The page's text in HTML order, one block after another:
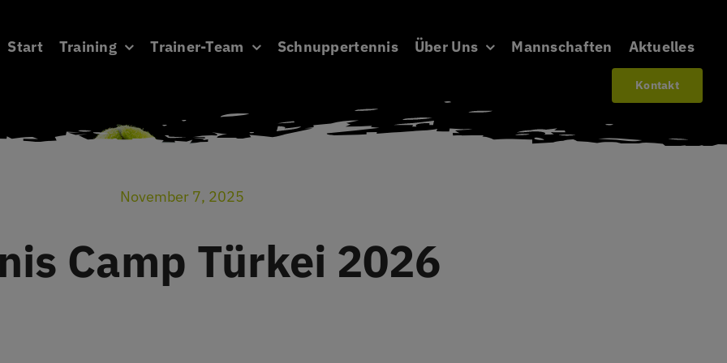
Start Training Trainer-Team Schnuppertennis Über Uns Mannschaften Aktuelles
Kontakt
November 7, 2025
Camp Türkei 2026